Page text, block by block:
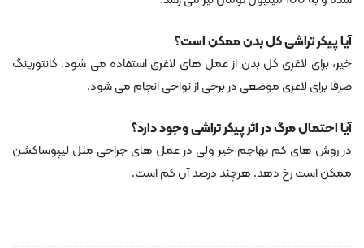
آیا پیکر تراشی کل بدن ممکن است؟
خیر، برای لاغری کل بدن از عمل های لاغری استفاده می شود. کانتورینگ
صرفا برای لاغری موضعی در برخی از نواحی انجام می شود.
آیا احتمال مرگ در اثر پیکر تراشی وجود دارد؟
در روش های کم تهاجم خیر ولی در عمل های جراحی مثل لیپوساکشن
ممکن است رخ دهد. هرچند درصد آن کم است.